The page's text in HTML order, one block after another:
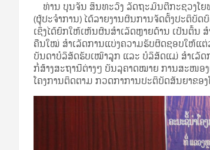
ທ່ານ ບຸນຈັນ ສິນທະວົງ ລັດຖະມົນຕີກະຊວງໂຍ
(ຜູ້ປະຈໍາການ) ໄດ້ລາຍງານຜົນການຈັດຕັ້ງປະຕິບັ
ເຊິ່ງໄດ້ຍົກໃຫ້ເຫັນຜົນສໍາເລັດຫຼາຍດ້ານ ເປັນຕົ້ນ
ຄືນໃໝ່ ສໍາເລັດການແບ່ງຄວາມຮັບຜິດຊອບໃຫ້ແ
ບັນດາບໍລິສັດຮັບເໝົາລູກ ແລະ ບໍລິສັດແມ່ ສໍາເລັ
ກໍ່ສ້າງສະຖານີຕ່າງໆ ບັນລຸຄາດໝາຍ ການສະໜອງ
ໂຄງການຕິດຕາມ ກວດກາການປະຕິບັດສັນຍາຂອ